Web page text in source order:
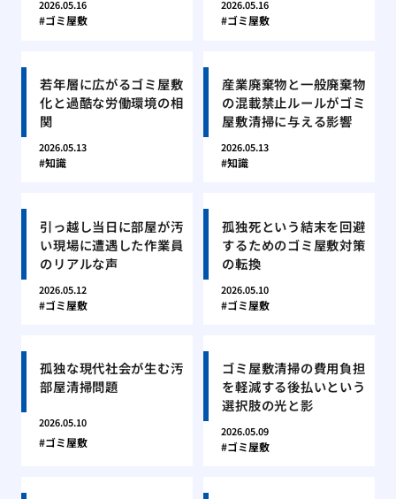
2026.05.16
ゴミ屋敷
2026.05.16
ゴミ屋敷
若年層に広がるゴミ屋敷
化と過酷な労働環境の相
関
2026.05.13
知識
産業廃棄物と一般廃棄物
の混載禁止ルールがゴミ
屋敷清掃に与える影響
2026.05.13
知識
引っ越し当日に部屋が汚
い現場に遭遇した作業員
のリアルな声
2026.05.12
ゴミ屋敷
孤独死という結末を回避
するためのゴミ屋敷対策
の転換
2026.05.10
ゴミ屋敷
孤独な現代社会が生む汚
部屋清掃問題
2026.05.10
ゴミ屋敷
ゴミ屋敷清掃の費用負担
を軽減する後払いという
選択肢の光と影
2026.05.09
ゴミ屋敷